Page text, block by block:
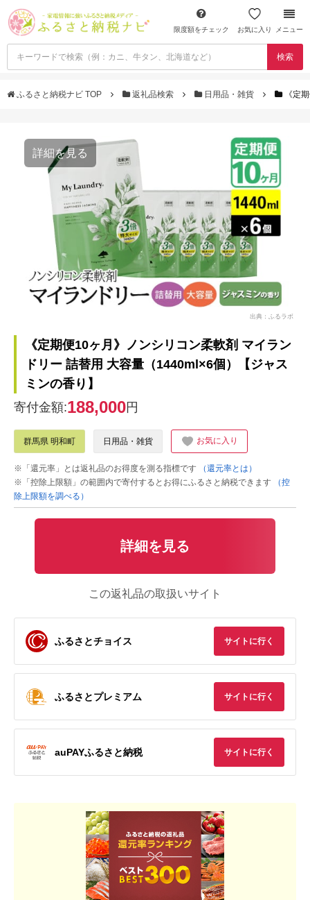
限度額をチェック お気に入り メニュー
検索
ふるさと納税ナビ TOP 返礼品検索 日用品・雑貨 《定
詳細を見る
出典：ふるラボ
《定期便10ヶ月》ノンシリコン柔軟剤 マイラン
ドリー 詰替用 大容量（1440ml×6個）【ジャス
ミンの香り】
寄付金額:188,000円
群馬県 明和町 日用品・雑貨 お気に入り
※「還元率」とは返礼品のお得度を測る指標です
（還元率とは）
※「控除上限額」の範囲内で寄付するとお得にふるさと納税できます
（控
除上限額を調べる）
詳細を見る
この返礼品の取扱いサイト
ふるさとチョイス サイトに行く
ふるさとプレミアム サイトに行く
auPAYふるさと納税 サイトに行く